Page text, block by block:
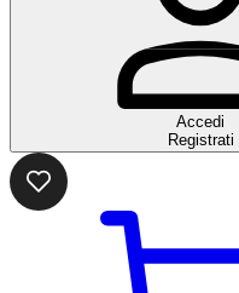
Accedi
Registrati